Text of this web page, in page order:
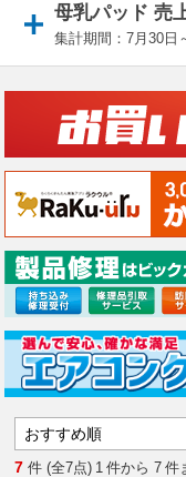
母乳パッド 売
集計期間：7月30日
7 件 (全7点) 1 件から 7 件